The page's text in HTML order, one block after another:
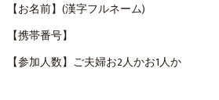
【お名前】(漢字フルネーム)
【携帯番号】
【参加人数】ご夫婦お2人かお1人か